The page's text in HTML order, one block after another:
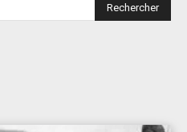
Rechercher